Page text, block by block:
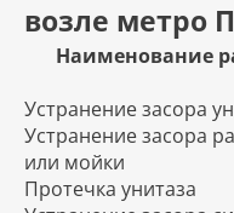
возле метро
Наименование
Устранение засора
Устранение засора
или мойки
Протечка унитаза